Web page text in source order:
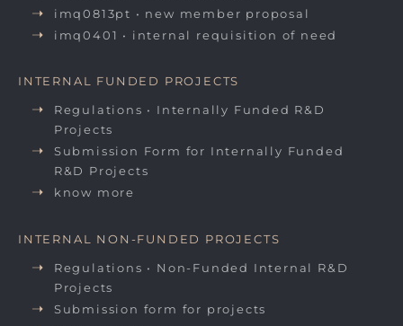
imq0813pt • new member proposal
imq0401 • internal requisition of need
INTERNAL FUNDED PROJECTS
Regulations • Internally Funded R&D
Projects
Submission Form for Internally Funded
R&D Projects
know more
INTERNAL NON-FUNDED PROJECTS
Regulations • Non-Funded Internal R&D
Projects
Submission form for projects